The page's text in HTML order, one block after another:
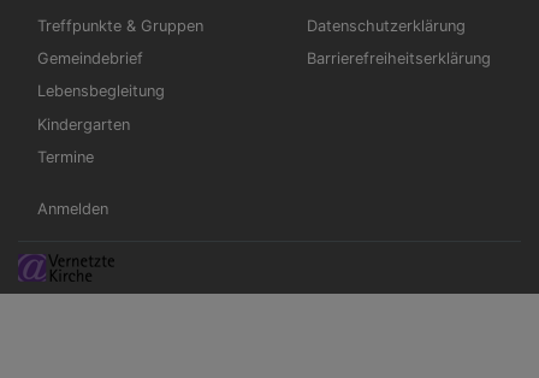
Treffpunkte & Gruppen
Gemeindebrief
Lebensbegleitung
Kindergarten
Termine
Datenschutzerklärung
Barrierefreiheitserklärung
Benutzermenü
Anmelden